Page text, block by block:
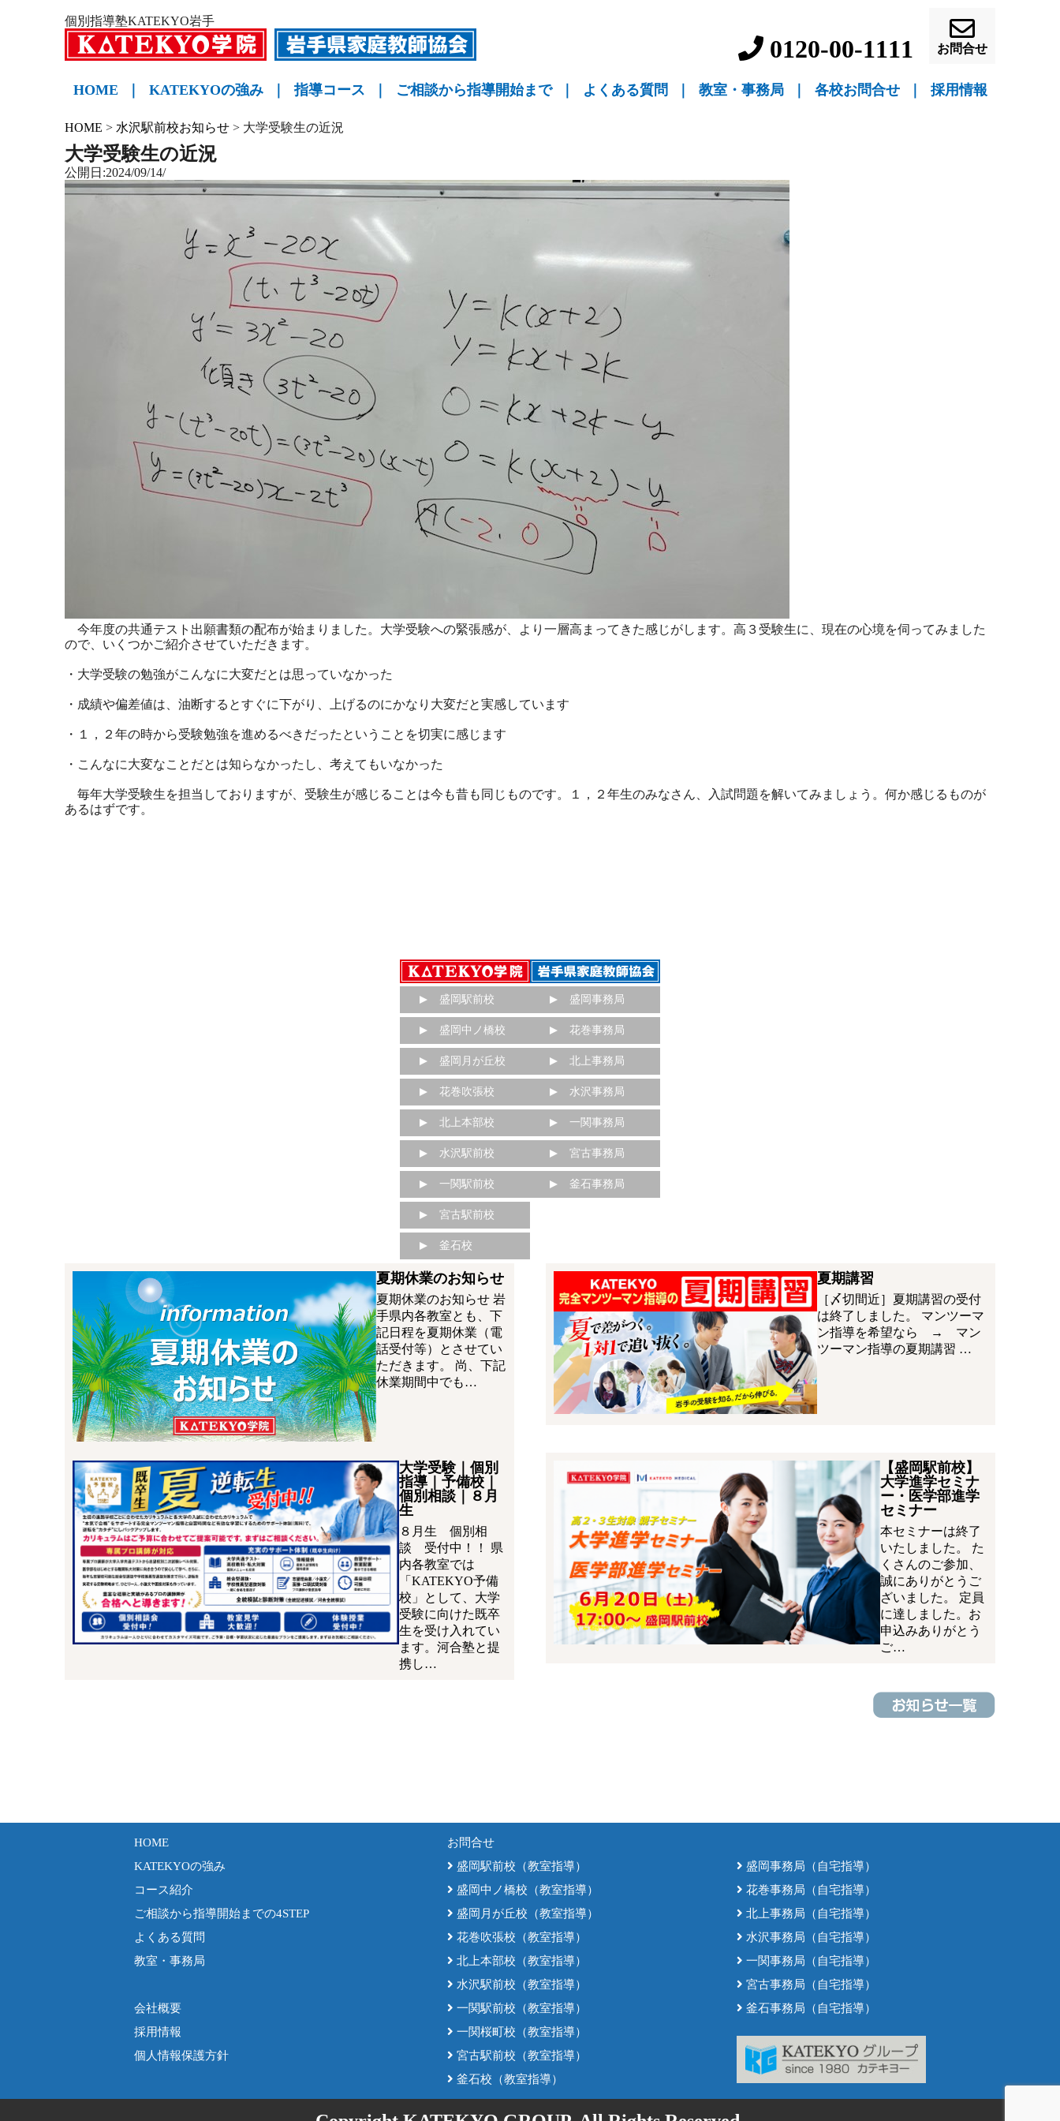
個別指導塾KATEKYO岩手
0120-00-1111 お問合せ
HOME KATEKYOの強み 指導コース
小学生指導
中学生指導
高校生指導
KATEKYO予備校
ご相談から指導開始まで よくある質問 教室・事務局
各校お問合せ
採用情報
HOME > 水沢駅前校お知らせ > 大学受験生の近況
大学受験生の近況
公開日:2024/09/14/
今年度の共通テスト出願書類の配布が始まりました。大学受験への緊張感が、より一層高まってきた感じがします。高３受験生に、現在の心境を伺ってみました
ので、いくつかご紹介させていただきます。
・大学受験の勉強がこんなに大変だとは思っていなかった
・成績や偏差値は、油断するとすぐに下がり、上げるのにかなり大変だと実感しています
・１，２年の時から受験勉強を進めるべきだったということを切実に感じます
・こんなに大変なことだとは知らなかったし、考えてもいなかった
毎年大学受験生を担当しておりますが、受験生が感じることは今も昔も同じものです。１，２年生のみなさん、入試問題を解いてみましょう。何か感じるものが
あるはずです。
盛岡駅前校
盛岡中ノ橋校
盛岡月が丘校
花巻吹張校
北上本部校
水沢駅前校
一関駅前校
宮古駅前校
釜石校
盛岡事務局
花巻事務局
北上事務局
水沢事務局
一関事務局
宮古事務局
釜石事務局
夏期休業のお知らせ
夏期休業のお知らせ 岩
手県内各教室とも、下
記日程を夏期休業（電
話受付等）とさせてい
ただきます。 尚、下記
休業期間中でも…
夏期講習
［〆切間近］夏期講習の受付
は終了しました。 マンツーマ
ン指導を希望なら → マン
ツーマン指導の夏期講習 …
大学受験｜個別
指導｜予備校｜
個別相談｜８月
生
８月生 個別相
談 受付中！！ 県
内各教室では
「KATEKYO予備
校」として、大学
受験に向けた既卒
生を受け入れてい
ます。河合塾と提
携し…
【盛岡駅前校】
大学進学セミナ
ー・医学部進学
セミナー
本セミナーは終了
いたしました。 た
くさんのご参加、
誠にありがとうご
ざいました。 定員
に達しました。お
申込みありがとう
ご…
HOME
KATEKYOの強み
コース紹介
ご相談から指導開始までの4STEP
よくある質問
教室・事務局
会社概要
採用情報
個人情報保護方針
お問合せ
盛岡駅前校（教室指導）
盛岡中ノ橋校（教室指導）
盛岡月が丘校（教室指導）
花巻吹張校（教室指導）
北上本部校（教室指導）
水沢駅前校（教室指導）
一関駅前校（教室指導）
一関桜町校（教室指導）
宮古駅前校（教室指導）
釜石校（教室指導）
盛岡事務局（自宅指導）
花巻事務局（自宅指導）
北上事務局（自宅指導）
水沢事務局（自宅指導）
一関事務局（自宅指導）
宮古事務局（自宅指導）
釜石事務局（自宅指導）